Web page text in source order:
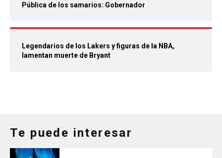
Pública de los samarios: Gobernador
Legendarios de los Lakers y figuras de la NBA,
lamentan muerte de Bryant
Te puede interesar